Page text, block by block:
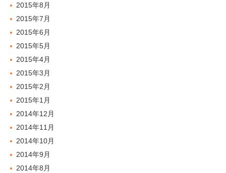
2015年8月
2015年7月
2015年6月
2015年5月
2015年4月
2015年3月
2015年2月
2015年1月
2014年12月
2014年11月
2014年10月
2014年9月
2014年8月